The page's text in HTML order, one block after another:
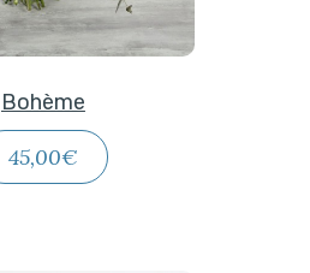
Bohème
45,00€